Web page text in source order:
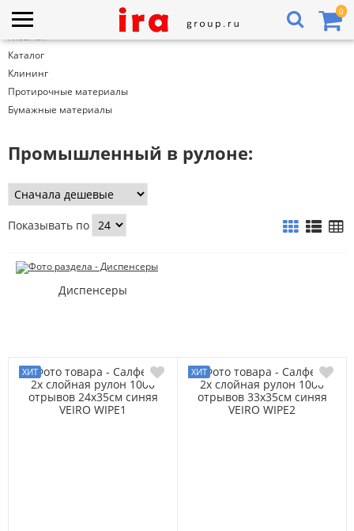
0
Главная
Каталог
Клининг
Протирочные материалы
Бумажные материалы
Промышленный в рулоне:
Показывать по
Диспенсеры